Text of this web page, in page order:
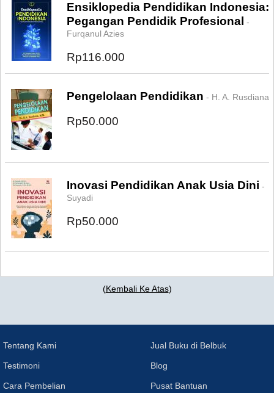
Ensiklopedia Pendidikan Indonesia:
Pegangan Pendidik Profesional -
Furqanul Azies
Rp116.000
Pengelolaan Pendidikan - H. A. Rusdiana
Rp50.000
Inovasi Pendidikan Anak Usia Dini -
Suyadi
Rp50.000
(Kembali Ke Atas)
Tentang Kami
Testimoni
Cara Pembelian
Jual Buku di Belbuk
Blog
Pusat Bantuan